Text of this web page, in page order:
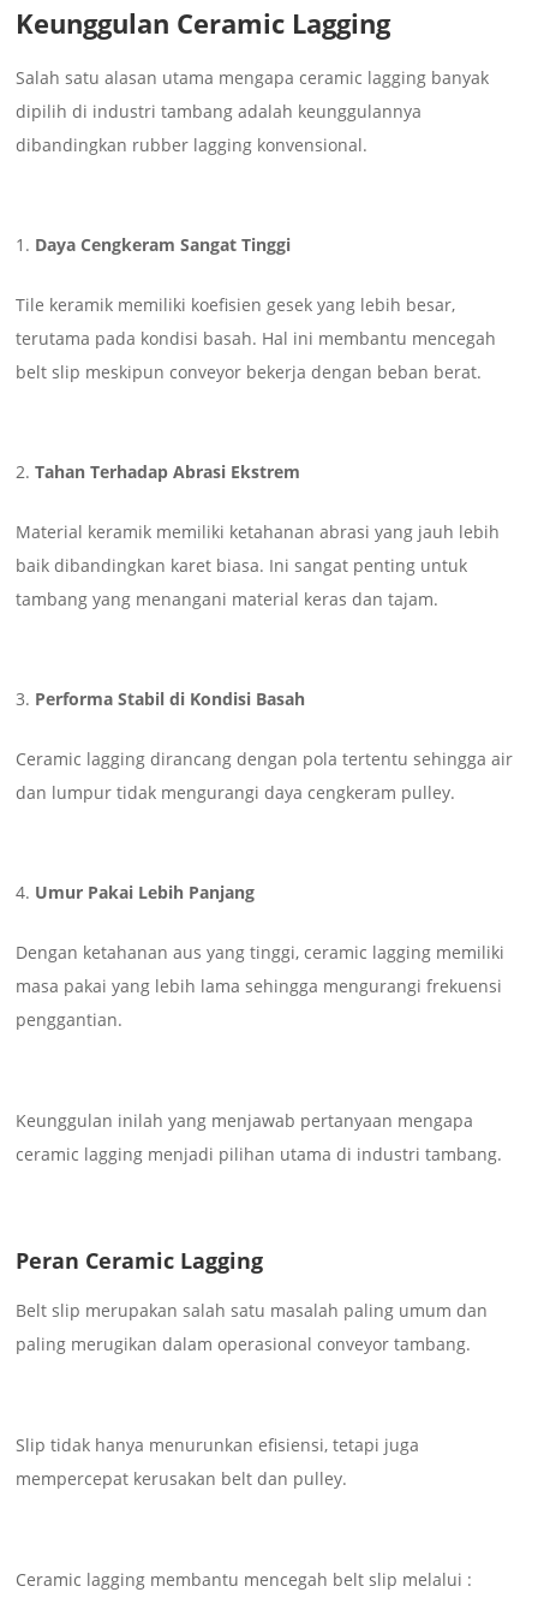
Keunggulan Ceramic Lagging
Salah satu alasan utama mengapa ceramic lagging banyak
dipilih di industri tambang adalah keunggulannya
dibandingkan rubber lagging konvensional.
Daya Cengkeram Sangat Tinggi
Tile keramik memiliki koefisien gesek yang lebih besar,
terutama pada kondisi basah. Hal ini membantu mencegah
belt slip meskipun conveyor bekerja dengan beban berat.
Tahan Terhadap Abrasi Ekstrem
Material keramik memiliki ketahanan abrasi yang jauh lebih
baik dibandingkan karet biasa. Ini sangat penting untuk
tambang yang menangani material keras dan tajam.
Performa Stabil di Kondisi Basah
Ceramic lagging dirancang dengan pola tertentu sehingga air
dan lumpur tidak mengurangi daya cengkeram pulley.
Umur Pakai Lebih Panjang
Dengan ketahanan aus yang tinggi, ceramic lagging memiliki
masa pakai yang lebih lama sehingga mengurangi frekuensi
penggantian.
Keunggulan inilah yang menjawab pertanyaan mengapa
ceramic lagging menjadi pilihan utama di industri tambang.
Peran Ceramic Lagging
Belt slip merupakan salah satu masalah paling umum dan
paling merugikan dalam operasional conveyor tambang.
Slip tidak hanya menurunkan efisiensi, tetapi juga
mempercepat kerusakan belt dan pulley.
Ceramic lagging membantu mencegah belt slip melalui :